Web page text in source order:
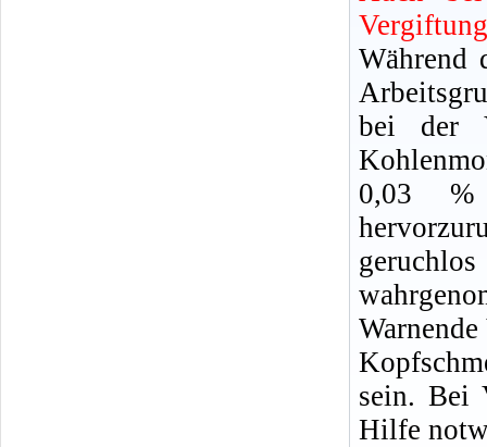
Während
bei der
0,03
sein. Bei
Hilfe